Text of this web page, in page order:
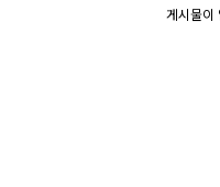
게시물이